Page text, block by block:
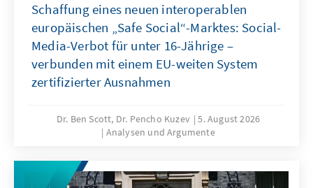
Schaffung eines neuen interoperablen
europäischen „Safe Social“-Marktes: Social-
Media-Verbot für unter 16-Jährige –
verbunden mit einem EU-weiten System
zertifizierter Ausnahmen
Dr. Ben Scott, Dr. Pencho Kuzev
5. August 2026
Analysen und Argumente